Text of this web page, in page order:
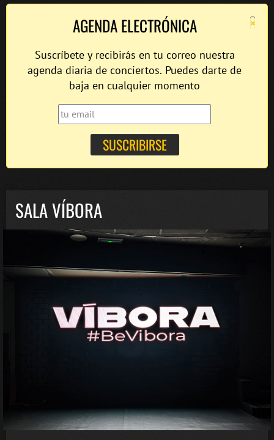
×
AGENDA ELECTRÓNICA
Suscríbete y recibirás en tu correo nuestra
agenda diaria de conciertos. Puedes darte de
baja en cualquier momento
SALA VÍBORA